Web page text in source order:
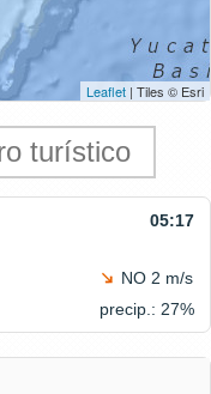
Leaflet | Tiles © Esri
05:17
NO 2 m/s
precip.: 27%